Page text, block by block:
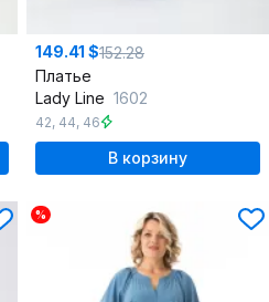
149.41 $152.28
Платье
Lady Line 1602
42, 44, 46
В корзину
%